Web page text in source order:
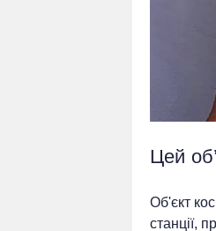
Цей
Об'єкт
станції,